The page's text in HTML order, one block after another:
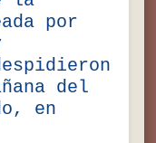
por
del
en